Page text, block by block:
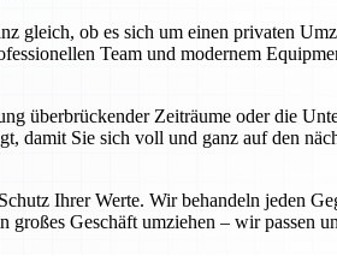
gleich, ob es sich um einen privaten
Team und modernem
überbrückender Zeiträume oder die
damit Sie sich voll und ganz auf den
Ihrer Werte. Wir behandeln jeden
Geschäft umziehen – wir passen